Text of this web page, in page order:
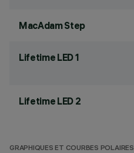
MacAdam Step
Lifetime LED 1
Lifetime LED 2
GRAPHIQUES ET COURBES POLAIRES